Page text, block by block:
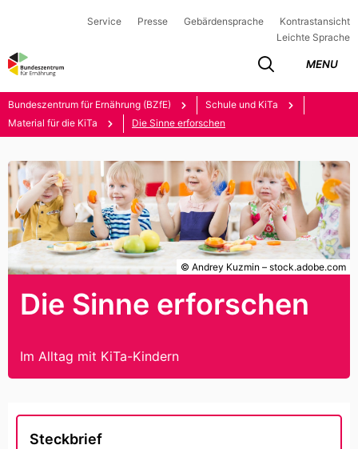
Service Presse Gebärdensprache
Kontrastansicht
Leichte Sprache
MENU
Bundeszentrum für Ernährung (BZfE)
Schule und KiTa
Material für die KiTa
Die Sinne erforschen
Die Sinne erforschen
Im Alltag mit KiTa-Kindern
© Andrey Kuzmin – stock.adobe.com
Steckbrief